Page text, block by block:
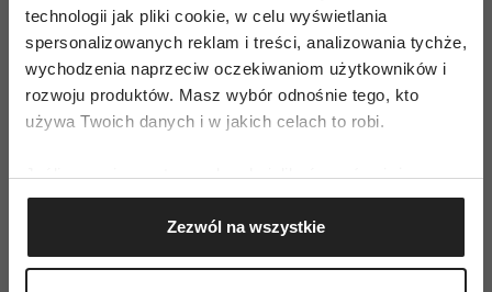
technologii jak pliki cookie, w celu wyświetlania
spersonalizowanych reklam i treści, analizowania tychże,
wychodzenia naprzeciw oczekiwaniom użytkowników i
rozwoju produktów. Masz wybór odnośnie tego, kto
używa Twoich danych i w jakich celach to robi.
Jeśli wyrazisz na to zgodę, chcielibyśmy również:
Gromadzić dane dotyczące Twojej lokalizacji
geograficznej z dokładnością nawet do kilku metrów
Identyfikować Twoje urządzenie, aktywnie
Zezwól na wszystkie
ilościach i kiedy powinnaś sięgnąć po wodę.
(Przykładowe aplikacje: Water Tracker,
Hydro, Water Your Body, Waterbalance,
Wypij wodę).
otoczeniu jest ktoś, kto tak samo jak ty
Umówcie się na wzajemne motywowanie -
po prostu przypominajcie sobie o piciu. Dla